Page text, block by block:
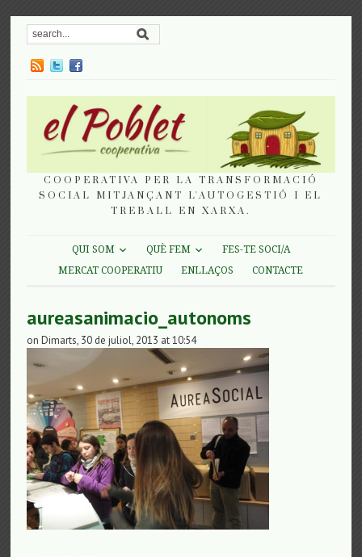
COOPERATIVA PER LA TRANSFORMACIÓ
SOCIAL MITJANÇANT L'AUTOGESTIÓ I EL
TREBALL EN XARXA.
QUI SOM QUÈ FEM
FES-TE SOCI/A
MERCAT COOPERATIU
ENLLAÇOS CONTACTE
aureasanimacio_autonoms
on Dimarts, 30 de juliol, 2013 at 10:54